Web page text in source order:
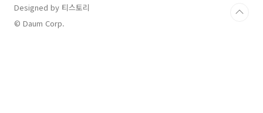
시북4 란 이름을 달고 출시했는데요 (출시일 :
2023년 12월) 스펙을 보고 정말 많은 관심과 인
기가 있었죠? 그리고 사전구매 때 정말 많은 사람
Designed by 티스토리
© Daum Corp.